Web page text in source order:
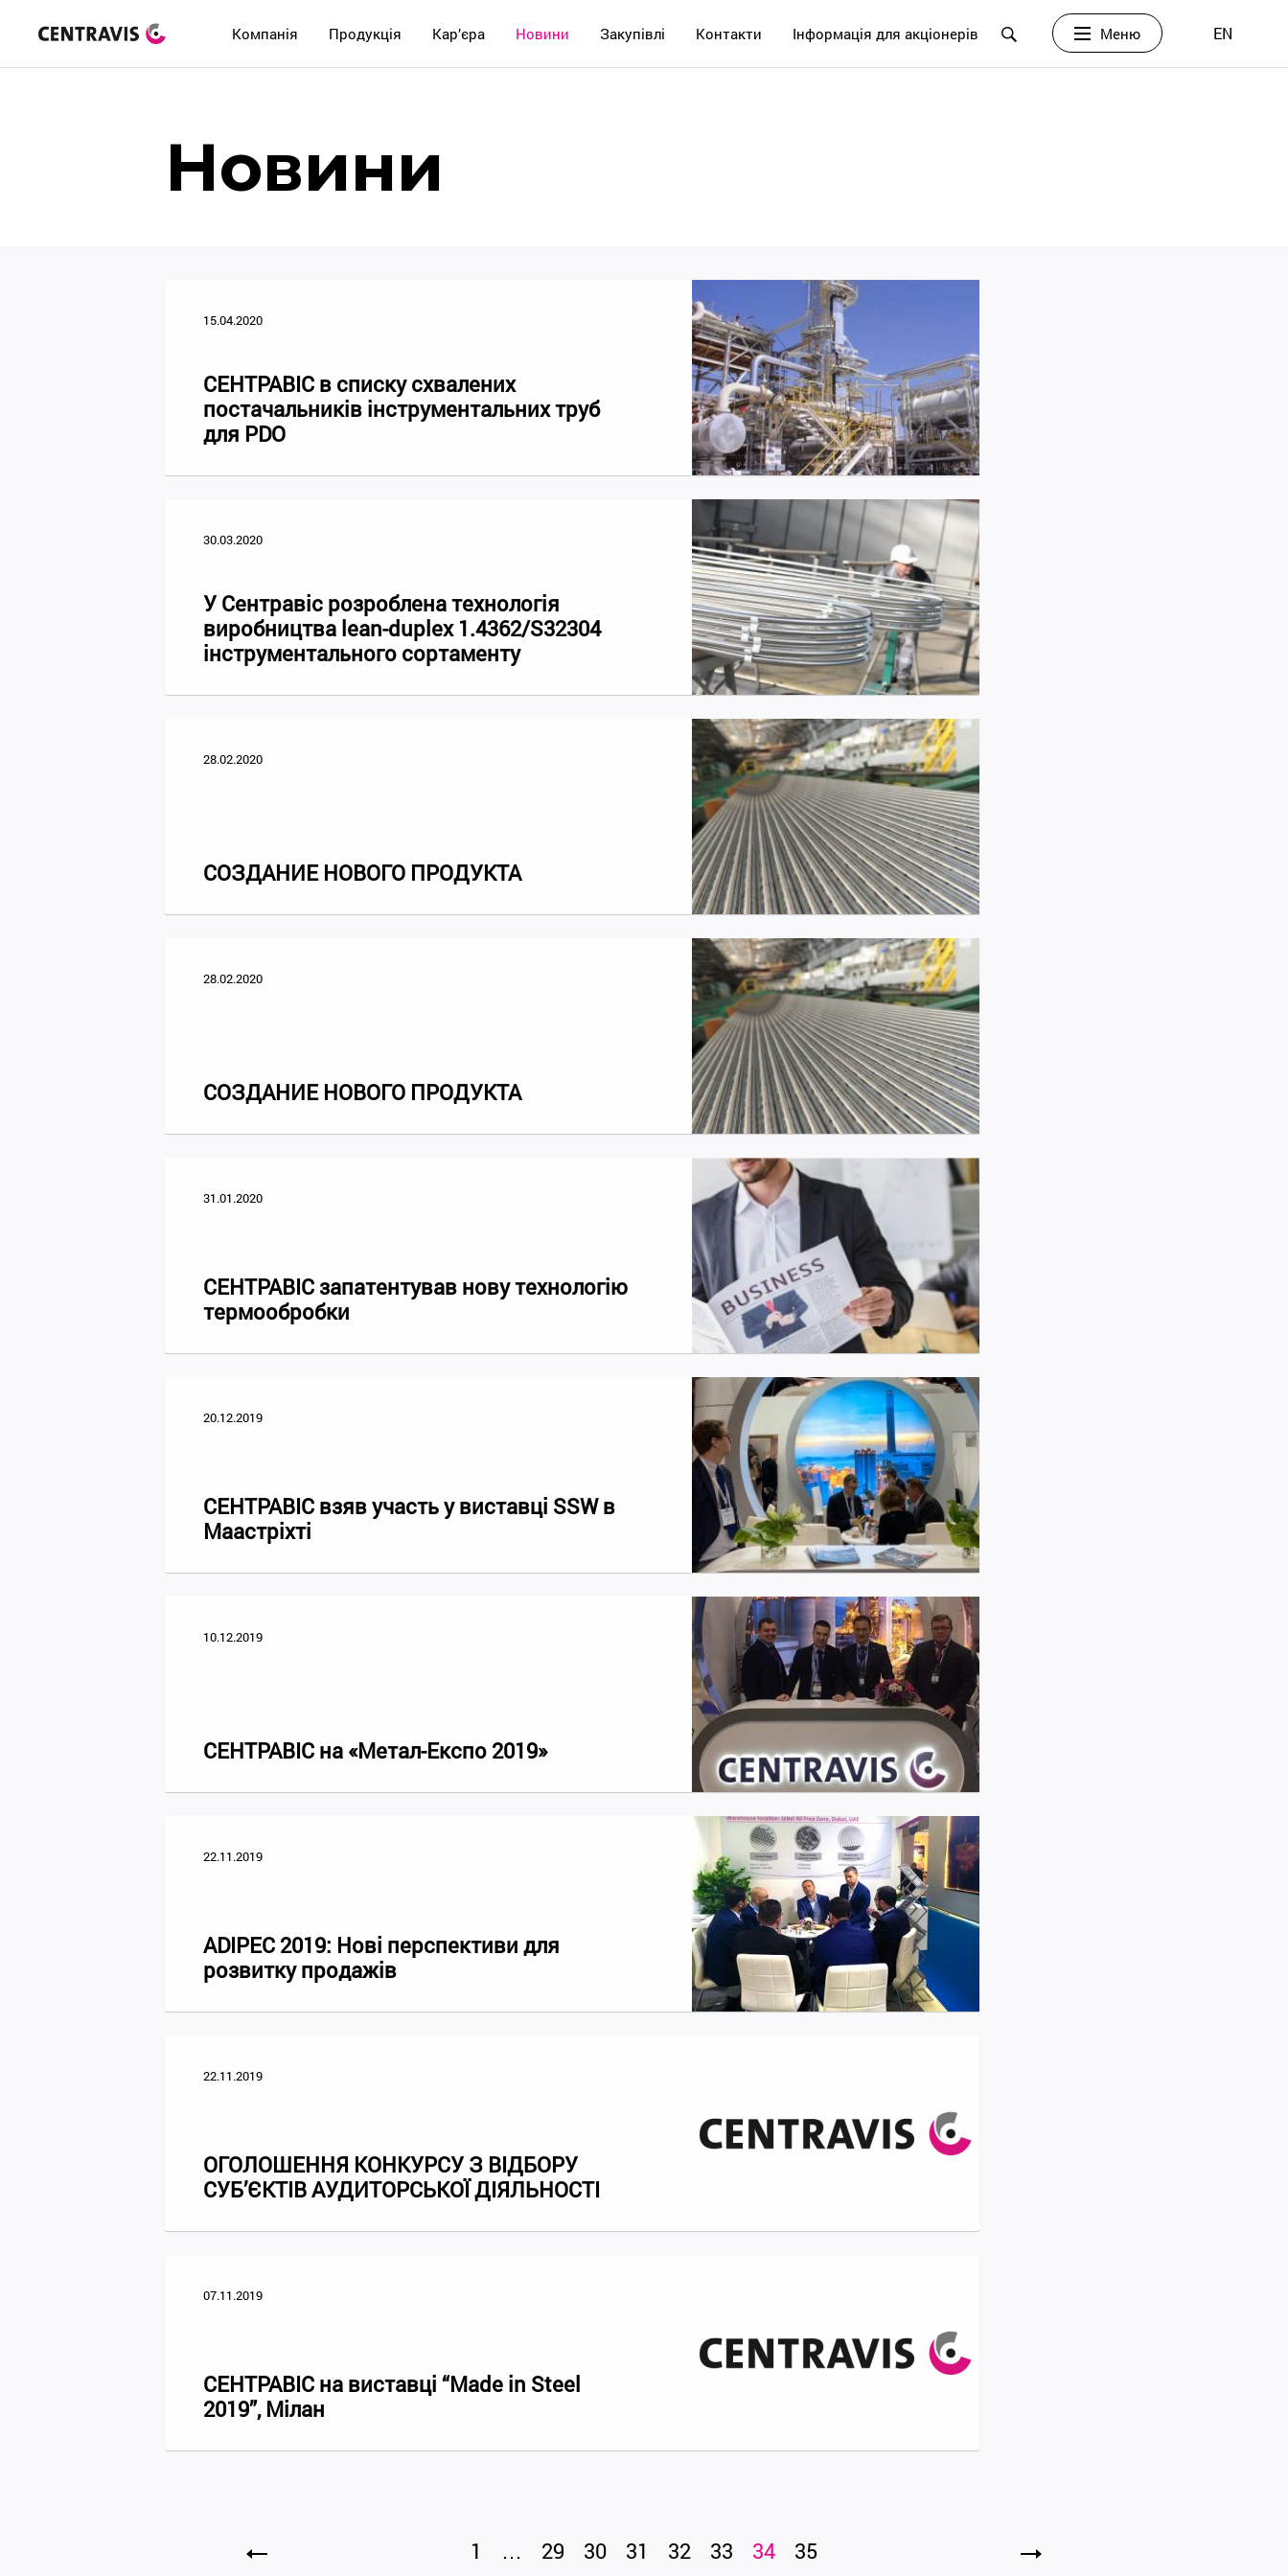
Компанія Продукція Кар’єра Новини Закупівлі Контакти Інформація для акціонерів Меню EN
Новини
15.04.2020
СЕНТРАВІС в списку схвалених
постачальників інструментальних труб
для PDO
30.03.2020
У Сентравіс розроблена технологія
виробництва lean-duplex 1.4362/S32304
інструментального сортаменту
28.02.2020
СОЗДАНИЕ НОВОГО ПРОДУКТА
28.02.2020
СОЗДАНИЕ НОВОГО ПРОДУКТА
31.01.2020
СЕНТРАВІС запатентував нову технологію
термообробки
20.12.2019
СЕНТРАВІС взяв участь у виставці SSW в
Маастріхті
10.12.2019
СЕНТРАВІС на «Метал-Експо 2019»
22.11.2019
ADIPEC 2019: Нові перспективи для
розвитку продажів
22.11.2019
ОГОЛОШЕННЯ КОНКУРСУ З ВІДБОРУ
СУБ’ЄКТІВ АУДИТОРСЬКОЇ ДІЯЛЬНОСТІ
07.11.2019
СЕНТРАВІС на виставці “Made in Steel
2019”, Мілан
1 … 29 30 31 32 33 34 35